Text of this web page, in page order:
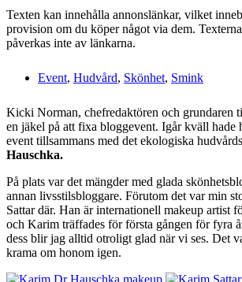
Texten kan innehålla annonslänkar, vilket
provision om du köper något via dem.
påverkas inte av länkarna.
Event, Hudvård, Skönhet, Smink
Kicki Norman, chefredaktören och grundaren
en jäkel på att fixa bloggevent. Igår kväll hade
event tillsammans med det ekologiska
Hauschka.
På plats var det mängder med glada
annan livsstilsbloggare. Förutom det var min
Sattar där. Han är internationell makeup artist
och Karim träffades för första gången för fyra
dess blir jag alltid otroligt glad när vi ses. Det
krama om honom igen.